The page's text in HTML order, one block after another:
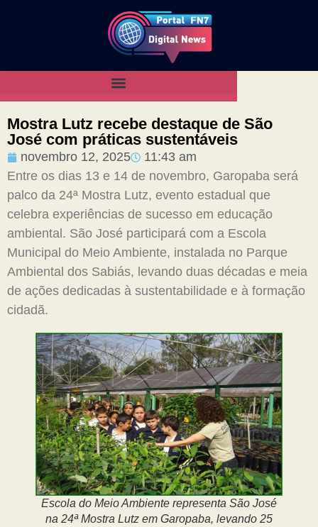
Mostra Lutz recebe destaque de São
José com práticas sustentáveis
novembro 12, 2025
11:43 am
Entre os dias 13 e 14 de novembro, Garopaba será
palco da 24ª Mostra Lutz, evento estadual que
celebra experiências de sucesso em educação
ambiental. São José participará com a Escola
Municipal do Meio Ambiente, instalada no Parque
Ambiental dos Sabiás, levando duas décadas e meia
de ações dedicadas à sustentabilidade e à formação
cidadã.
Escola do Meio Ambiente representa São José
na 24ª Mostra Lutz em Garopaba, levando 25